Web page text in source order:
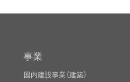
事業
国内建設事業（建築）